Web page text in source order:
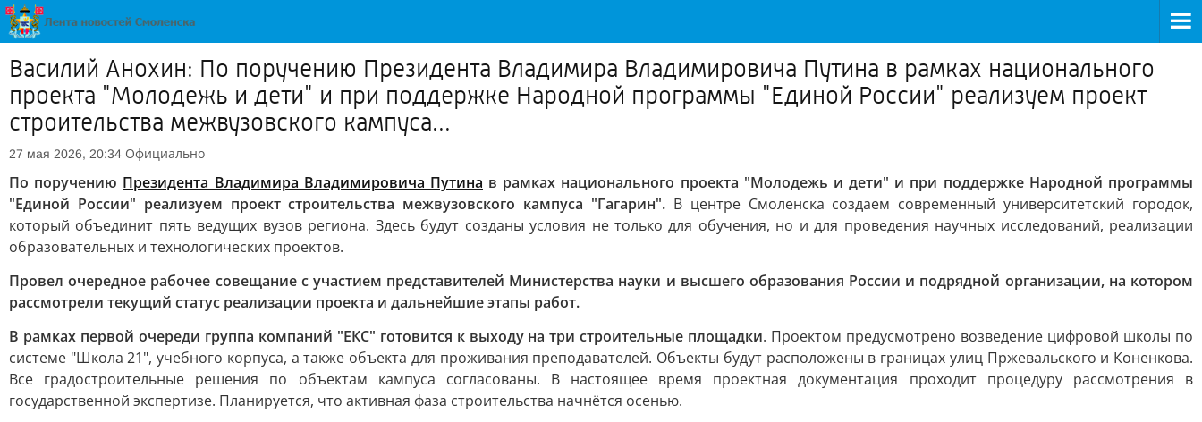
Василий Анохин: По поручению Президента Владимира Владимировича Путина в рамках национального
проекта "Молодежь и дети" и при поддержке Народной программы "Единой России" реализуем проект
строительства межвузовского кампуса...
27 мая 2026, 20:34 Официально
По поручению Президента Владимира Владимировича Путина в рамках национального проекта "Молодежь и дети" и при поддержке Народной программы
"Единой России" реализуем проект строительства межвузовского кампуса "Гагарин". В центре Смоленска создаем современный университетский городок,
который объединит пять ведущих вузов региона. Здесь будут созданы условия не только для обучения, но и для проведения научных исследований, реализации
образовательных и технологических проектов.
Провел очередное рабочее совещание с участием представителей Министерства науки и высшего образования России и подрядной организации, на котором
рассмотрели текущий статус реализации проекта и дальнейшие этапы работ.
В рамках первой очереди группа компаний "ЕКС" готовится к выходу на три строительные площадки. Проектом предусмотрено возведение цифровой школы по
системе "Школа 21", учебного корпуса, а также объекта для проживания преподавателей. Объекты будут расположены в границах улиц Пржевальского и Коненкова.
Все градостроительные решения по объектам кампуса согласованы. В настоящее время проектная документация проходит процедуру рассмотрения в
государственной экспертизе. Планируется, что активная фаза строительства начнётся осенью.